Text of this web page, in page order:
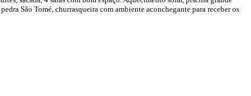
São Tomé, churrasqueira com ambiente aconchegante para receber os